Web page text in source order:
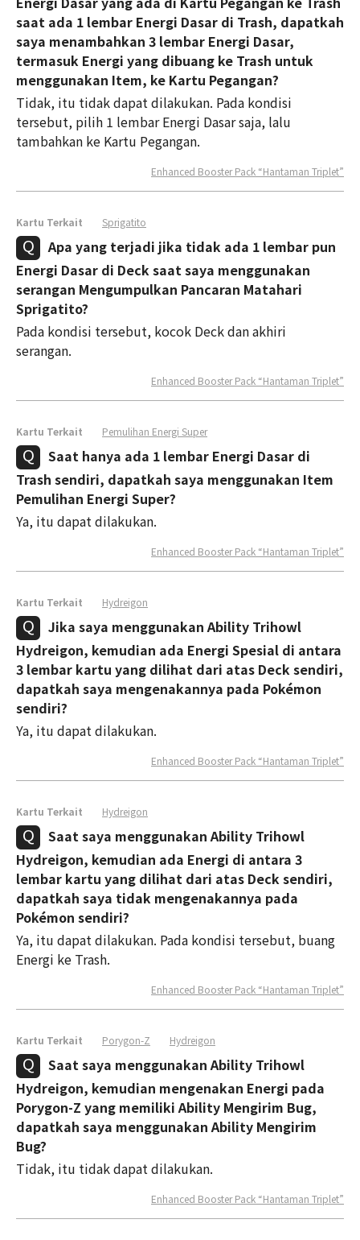
saat ada 1 lembar Energi Dasar di Trash, dapatkah
saya menambahkan 3 lembar Energi Dasar,
termasuk Energi yang dibuang ke Trash untuk
menggunakan Item, ke Kartu Pegangan?
Tidak, itu tidak dapat dilakukan. Pada kondisi
tersebut, pilih 1 lembar Energi Dasar saja, lalu
tambahkan ke Kartu Pegangan.
Enhanced Booster Pack “Hantaman Triplet”
Kartu Terkait Sprigatito
Apa yang terjadi jika tidak ada 1 lembar pun
Energi Dasar di Deck saat saya menggunakan
serangan Mengumpulkan Pancaran Matahari
Sprigatito?
Pada kondisi tersebut, kocok Deck dan akhiri
serangan.
Enhanced Booster Pack “Hantaman Triplet”
Kartu Terkait Pemulihan Energi Super
Saat hanya ada 1 lembar Energi Dasar di
Trash sendiri, dapatkah saya menggunakan Item
Pemulihan Energi Super?
Ya, itu dapat dilakukan.
Enhanced Booster Pack “Hantaman Triplet”
Kartu Terkait Hydreigon
Jika saya menggunakan Ability Trihowl
Hydreigon, kemudian ada Energi Spesial di antara
3 lembar kartu yang dilihat dari atas Deck sendiri,
dapatkah saya mengenakannya pada Pokémon
sendiri?
Ya, itu dapat dilakukan.
Enhanced Booster Pack “Hantaman Triplet”
Kartu Terkait Hydreigon
Saat saya menggunakan Ability Trihowl
Hydreigon, kemudian ada Energi di antara 3
lembar kartu yang dilihat dari atas Deck sendiri,
dapatkah saya tidak mengenakannya pada
Pokémon sendiri?
Ya, itu dapat dilakukan. Pada kondisi tersebut, buang
Energi ke Trash.
Enhanced Booster Pack “Hantaman Triplet”
Kartu Terkait Porygon-Z Hydreigon
Saat saya menggunakan Ability Trihowl
Hydreigon, kemudian mengenakan Energi pada
Porygon-Z yang memiliki Ability Mengirim Bug,
dapatkah saya menggunakan Ability Mengirim
Bug?
Tidak, itu tidak dapat dilakukan.
Enhanced Booster Pack “Hantaman Triplet”